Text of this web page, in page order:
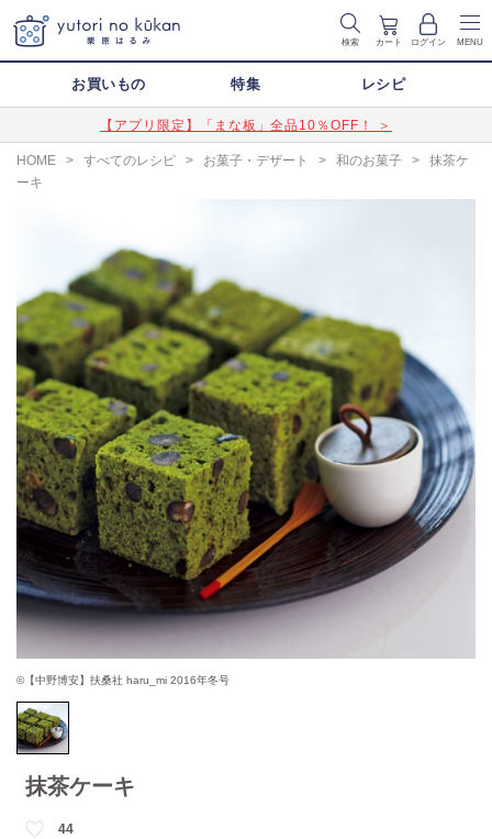
検索 カート ログイン MENU
お買いもの 特集 レシピ
【アプリ限定】「まな板」全品10％OFF！ ＞
HOME > すべてのレシピ > お菓子・デザート > 和のお菓子 >
抹茶ケ
ーキ
©【中野博安】扶桑社 haru_mi 2016年冬号
抹茶ケーキ
44